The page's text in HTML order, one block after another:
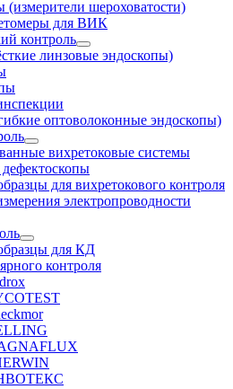
шероховатости)
для ВИК
контроль
линзовые эндоскопы)
оптоволоконные эндоскопы)
вихретоковые системы
для вихретокового контроля
электропроводности
для КД
контроля